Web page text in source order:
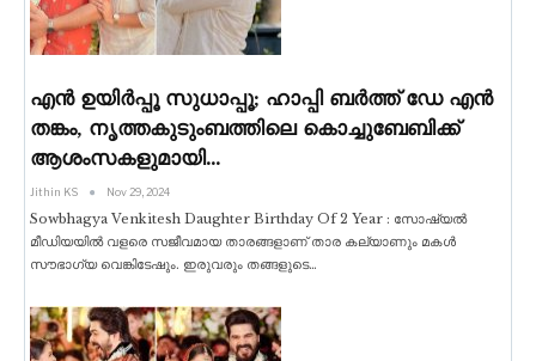
എൻ ഉയിർപ്പൂ സുധാപ്പൂ; ഹാപ്പി ബർത്ത് ഡേ എൻ
തങ്കം, നൃത്തകുടുംബത്തിലെ കൊച്ചുബേബിക്ക്
ആശംസകളുമായി…
Jithin KS Nov 29, 2024
Sowbhagya Venkitesh Daughter Birthday Of 2 Year : സോഷ്യൽ
മീഡിയയിൽ വളരെ സജീവമായ താരങ്ങളാണ് താര കല്യാണും മകൾ
സൗഭാഗ്യ വെങ്കിടേഷും. ഇരുവരും തങ്ങളുടെ…